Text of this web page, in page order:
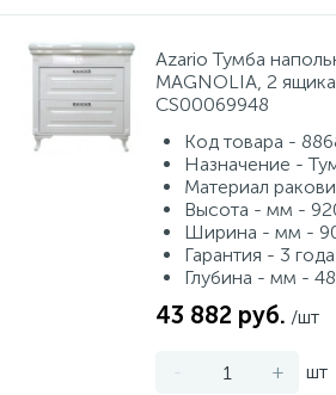
Azario Тумба
MAGNOLIA, 2
CS00069948
Код товара -
Назначение -
Материал
Высота - мм -
Ширина - мм -
Гарантия - 3 года
Глубина - мм -
43 882 руб. /шт
- + шт